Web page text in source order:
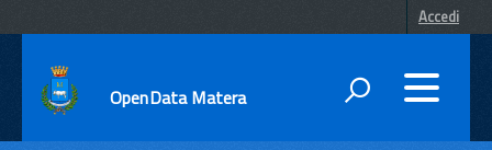
Accedi
OpenData Matera